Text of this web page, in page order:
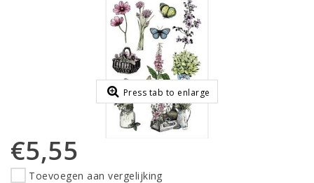
Press tab to enlarge
€5,55
Toevoegen aan vergelijking